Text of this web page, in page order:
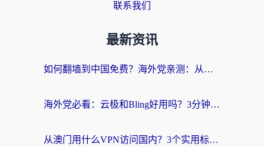
联系我们
最新资讯
如何翻墙到中国免费？海外党亲测：从踩坑到选对加速器的全攻略
海外党必看：云极和Bling好用吗？3分钟教你选对回国加速器
从澳门用什么VPN访问国内？3个实用标准帮你避开坑，无缝刷剧听歌